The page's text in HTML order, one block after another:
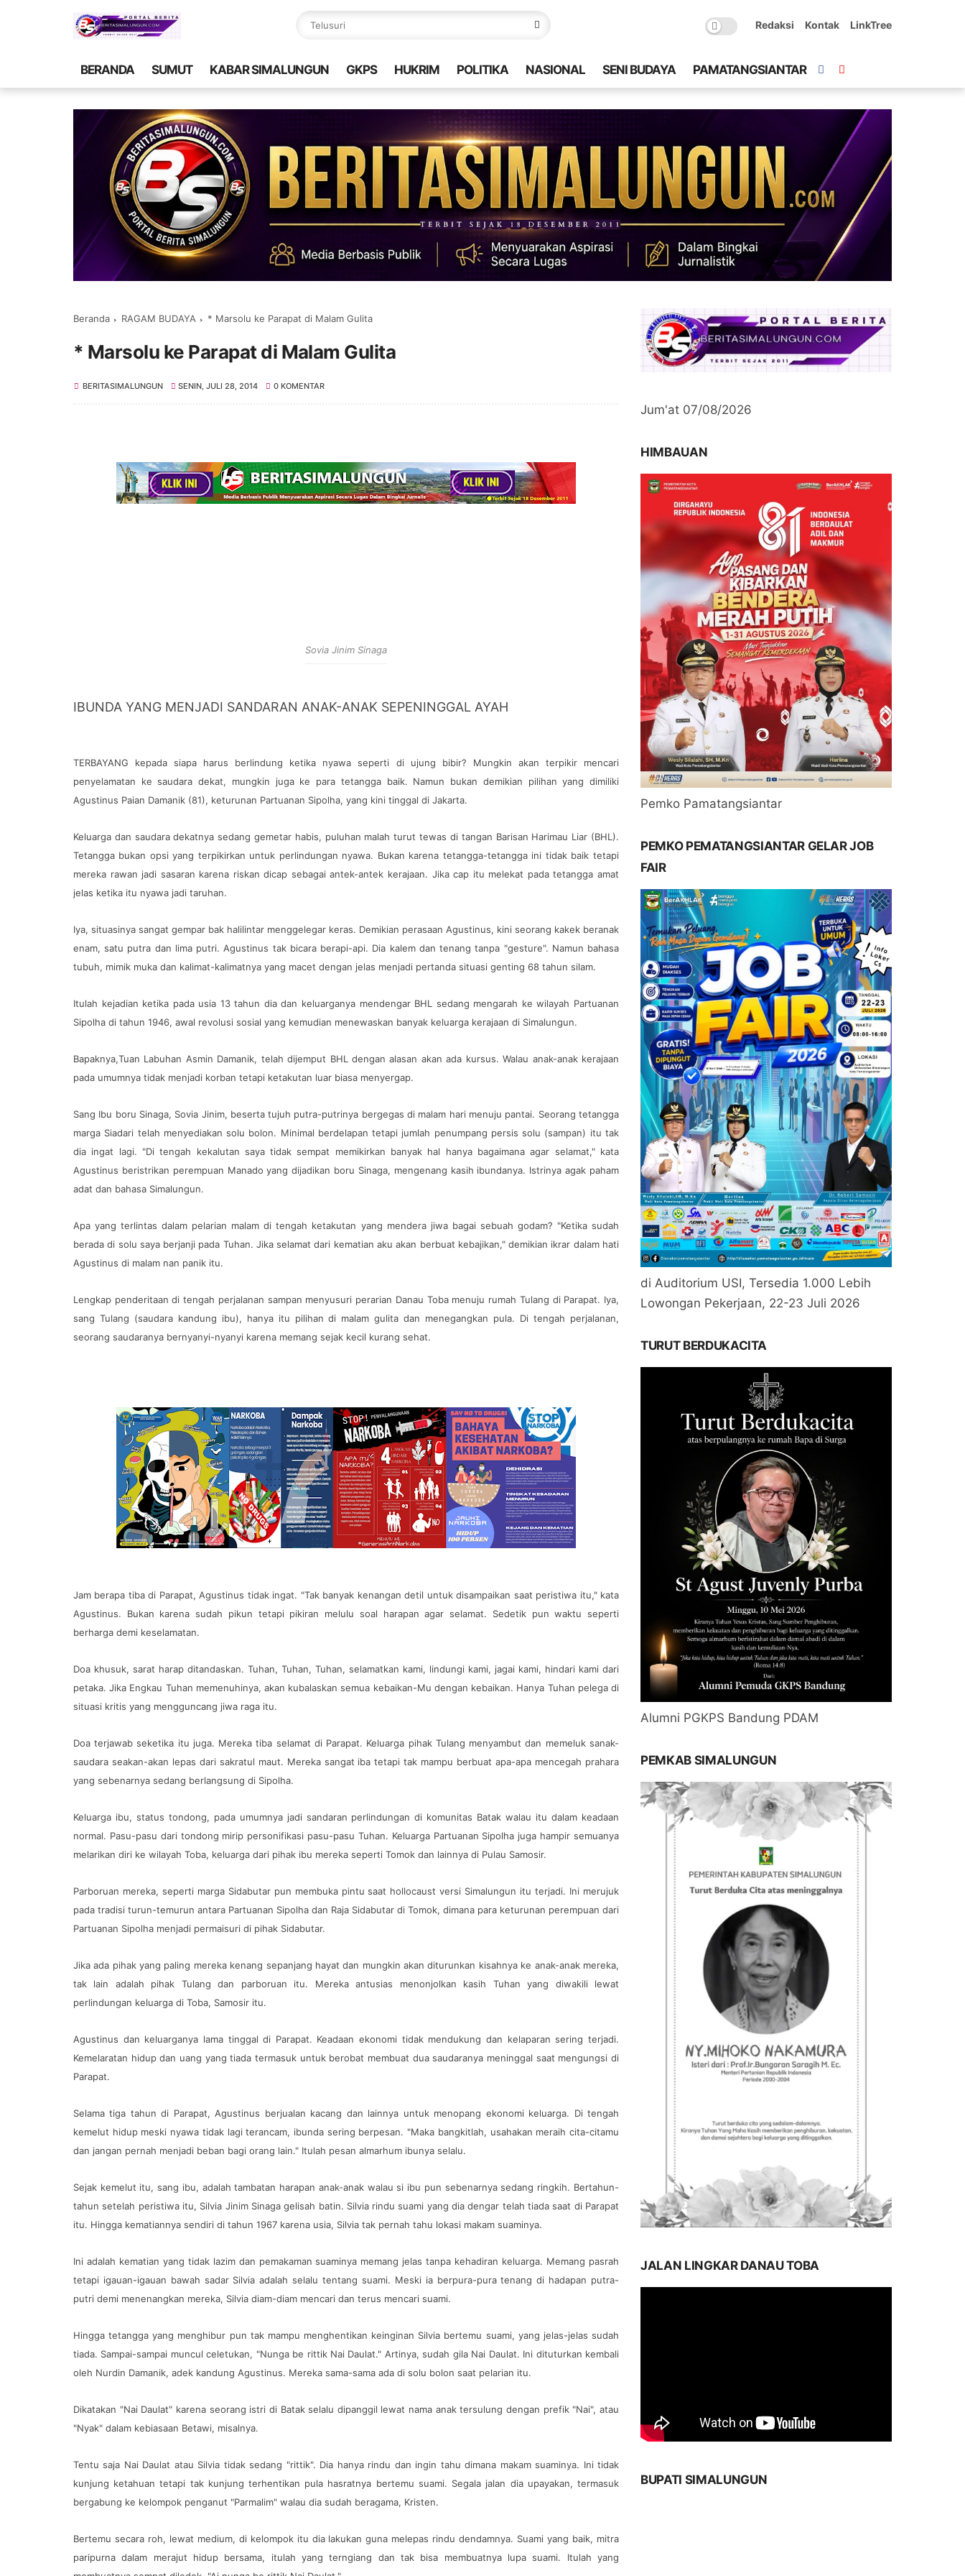
Redaksi Kontak LinkTree
BERANDA SUMUT KABAR SIMALUNGUN GKPS HUKRIM POLITIKA NASIONAL SENI BUDAYA PAMATANGSIANTAR
Beranda RAGAM BUDAYA * Marsolu ke Parapat di Malam Gulita
* Marsolu ke Parapat di Malam Gulita
BERITASIMALUNGUN SENIN, JULI 28, 2014 0 KOMENTAR
Sovia Jinim Sinaga
IBUNDA YANG MENJADI SANDARAN ANAK-ANAK SEPENINGGAL AYAH
TERBAYANG kepada siapa harus berlindung ketika nyawa seperti di ujung bibir? Mungkin akan terpikir mencari
penyelamatan ke saudara dekat, mungkin juga ke para tetangga baik. Namun bukan demikian pilihan yang dimiliki
Agustinus Paian Damanik (81), keturunan Partuanan Sipolha, yang kini tinggal di Jakarta.
Keluarga dan saudara dekatnya sedang gemetar habis, puluhan malah turut tewas di tangan Barisan Harimau Liar (BHL).
Tetangga bukan opsi yang terpikirkan untuk perlindungan nyawa. Bukan karena tetangga-tetangga ini tidak baik tetapi
mereka rawan jadi sasaran karena riskan dicap sebagai antek-antek kerajaan. Jika cap itu melekat pada tetangga amat
jelas ketika itu nyawa jadi taruhan.
Iya, situasinya sangat gempar bak halilintar menggelegar keras. Demikian perasaan Agustinus, kini seorang kakek beranak
enam, satu putra dan lima putri. Agustinus tak bicara berapi-api. Dia kalem dan tenang tanpa "gesture". Namun bahasa
tubuh, mimik muka dan kalimat-kalimatnya yang macet dengan jelas menjadi pertanda situasi genting 68 tahun silam.
Itulah kejadian ketika pada usia 13 tahun dia dan keluarganya mendengar BHL sedang mengarah ke wilayah Partuanan
Sipolha di tahun 1946, awal revolusi sosial yang kemudian menewaskan banyak keluarga kerajaan di Simalungun.
Bapaknya,Tuan Labuhan Asmin Damanik, telah dijemput BHL dengan alasan akan ada kursus. Walau anak-anak kerajaan
pada umumnya tidak menjadi korban tetapi ketakutan luar biasa menyergap.
Sang Ibu boru Sinaga, Sovia Jinim, beserta tujuh putra-putrinya bergegas di malam hari menuju pantai. Seorang tetangga
marga Siadari telah menyediakan solu bolon. Minimal berdelapan tetapi jumlah penumpang persis solu (sampan) itu tak
dia ingat lagi. "Di tengah kekalutan saya tidak sempat memikirkan banyak hal hanya bagaimana agar selamat," kata
Agustinus beristrikan perempuan Manado yang dijadikan boru Sinaga, mengenang kasih ibundanya. Istrinya agak paham
adat dan bahasa Simalungun.
Apa yang terlintas dalam pelarian malam di tengah ketakutan yang mendera jiwa bagai sebuah godam? "Ketika sudah
berada di solu saya berjanji pada Tuhan. Jika selamat dari kematian aku akan berbuat kebajikan," demikian ikrar dalam hati
Agustinus di malam nan panik itu.
Lengkap penderitaan di tengah perjalanan sampan menyusuri perarian Danau Toba menuju rumah Tulang di Parapat. Iya,
sang Tulang (saudara kandung ibu), hanya itu pilihan di malam gulita dan menegangkan pula. Di tengah perjalanan,
seorang saudaranya bernyanyi-nyanyi karena memang sejak kecil kurang sehat.
Jam berapa tiba di Parapat, Agustinus tidak ingat. "Tak banyak kenangan detil untuk disampaikan saat peristiwa itu," kata
Agustinus. Bukan karena sudah pikun tetapi pikiran melulu soal harapan agar selamat. Sedetik pun waktu seperti
berharga demi keselamatan.
Doa khusuk, sarat harap ditandaskan. Tuhan, Tuhan, Tuhan, selamatkan kami, lindungi kami, jagai kami, hindari kami dari
petaka. Jika Engkau Tuhan memenuhinya, akan kubalaskan semua kebaikan-Mu dengan kebaikan. Hanya Tuhan pelega di
situasi kritis yang mengguncang jiwa raga itu.
Doa terjawab seketika itu juga. Mereka tiba selamat di Parapat. Keluarga pihak Tulang menyambut dan memeluk sanak-
saudara seakan-akan lepas dari sakratul maut. Mereka sangat iba tetapi tak mampu berbuat apa-apa mencegah prahara
yang sebenarnya sedang berlangsung di Sipolha.
Keluarga ibu, status tondong, pada umumnya jadi sandaran perlindungan di komunitas Batak walau itu dalam keadaan
normal. Pasu-pasu dari tondong mirip personifikasi pasu-pasu Tuhan. Keluarga Partuanan Sipolha juga hampir semuanya
melarikan diri ke wilayah Toba, keluarga dari pihak ibu mereka seperti Tomok dan lainnya di Pulau Samosir.
Parboruan mereka, seperti marga Sidabutar pun membuka pintu saat hollocaust versi Simalungun itu terjadi. Ini merujuk
pada tradisi turun-temurun antara Partuanan Sipolha dan Raja Sidabutar di Tomok, dimana para keturunan perempuan dari
Partuanan Sipolha menjadi permaisuri di pihak Sidabutar.
Jika ada pihak yang paling mereka kenang sepanjang hayat dan mungkin akan diturunkan kisahnya ke anak-anak mereka,
tak lain adalah pihak Tulang dan parboruan itu. Mereka antusias menonjolkan kasih Tuhan yang diwakili lewat
perlindungan keluarga di Toba, Samosir itu.
Agustinus dan keluarganya lama tinggal di Parapat. Keadaan ekonomi tidak mendukung dan kelaparan sering terjadi.
Kemelaratan hidup dan uang yang tiada termasuk untuk berobat membuat dua saudaranya meninggal saat mengungsi di
Parapat.
Selama tiga tahun di Parapat, Agustinus berjualan kacang dan lainnya untuk menopang ekonomi keluarga. Di tengah
kemelut hidup meski nyawa tidak lagi terancam, ibunda sering berpesan. "Maka bangkitlah, usahakan meraih cita-citamu
dan jangan pernah menjadi beban bagi orang lain." Itulah pesan almarhum ibunya selalu.
Sejak kemelut itu, sang ibu, adalah tambatan harapan anak-anak walau si ibu pun sebenarnya sedang ringkih. Bertahun-
tahun setelah peristiwa itu, Silvia Jinim Sinaga gelisah batin. Silvia rindu suami yang dia dengar telah tiada saat di Parapat
itu. Hingga kematiannya sendiri di tahun 1967 karena usia, Silvia tak pernah tahu lokasi makam suaminya.
Ini adalah kematian yang tidak lazim dan pemakaman suaminya memang jelas tanpa kehadiran keluarga. Memang pasrah
tetapi igauan-igauan bawah sadar Silvia adalah selalu tentang suami. Meski ia berpura-pura tenang di hadapan putra-
putri demi menenangkan mereka, Silvia diam-diam mencari dan terus mencari suami.
Hingga tetangga yang menghibur pun tak mampu menghentikan keinginan Silvia bertemu suami, yang jelas-jelas sudah
tiada. Sampai-sampai muncul celetukan, "Nunga be rittik Nai Daulat." Artinya, sudah gila Nai Daulat. Ini dituturkan kembali
oleh Nurdin Damanik, adek kandung Agustinus. Mereka sama-sama ada di solu bolon saat pelarian itu.
Dikatakan "Nai Daulat" karena seorang istri di Batak selalu dipanggil lewat nama anak tersulung dengan prefik "Nai", atau
"Nyak" dalam kebiasaan Betawi, misalnya.
Tentu saja Nai Daulat atau Silvia tidak sedang "rittik". Dia hanya rindu dan ingin tahu dimana makam suaminya. Ini tidak
kunjung ketahuan tetapi tak kunjung terhentikan pula hasratnya bertemu suami. Segala jalan dia upayakan, termasuk
bergabung ke kelompok penganut "Parmalim" walau dia sudah beragama, Kristen.
Bertemu secara roh, lewat medium, di kelompok itu dia lakukan guna melepas rindu dendamnya. Suami yang baik, mitra
paripurna dalam merajut hidup bersama, itulah yang terngiang dan tak bisa membuatnya lupa suami. Itulah yang
Jum'at 07/08/2026
HIMBAUAN
Pemko Pamatangsiantar
PEMKO PEMATANGSIANTAR GELAR JOB
FAIR
di Auditorium USI, Tersedia 1.000 Lebih
Lowongan Pekerjaan, 22-23 Juli 2026
TURUT BERDUKACITA
Alumni PGKPS Bandung PDAM
PEMKAB SIMALUNGUN
JALAN LINGKAR DANAU TOBA
BUPATI SIMALUNGUN